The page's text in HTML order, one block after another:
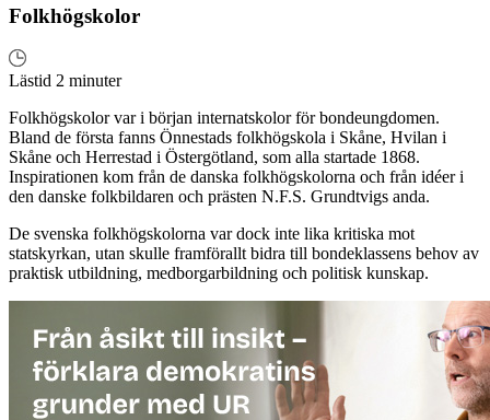
Folkhögskolor
Lästid 2 minuter
Folkhögskolor var i början internatskolor för bondeungdomen.
Bland de första fanns Önnestads folkhögskola i Skåne, Hvilan i
Skåne och Herrestad i Östergötland, som alla startade 1868.
Inspirationen kom från de danska folkhögskolorna och från idéer i
den danske folkbildaren och prästen N.F.S. Grundtvigs anda.
De svenska folkhögskolorna var dock inte lika kritiska mot
statskyrkan, utan skulle framförallt bidra till bondeklassens behov av
praktisk utbildning, medborgarbildning och politisk kunskap.